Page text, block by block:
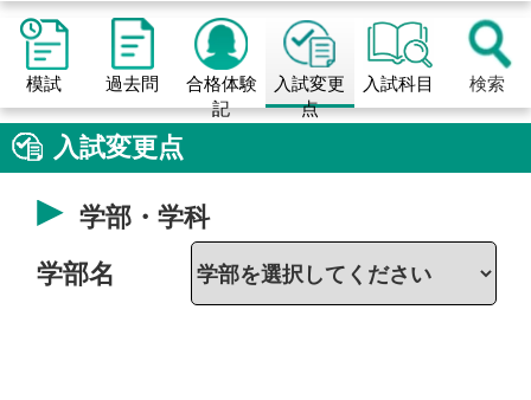
模試 過去問
合格体験
記
入試変更
点
入試科目 検索
入試変更点
学部・学科
学部名